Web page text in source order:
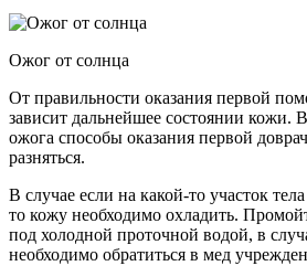
Ожог от солнца
От правильности оказания первой
зависит дальнейшее состоянии кожи.
ожога способы оказания первой
разняться.
В случае если на какой-то участок
то кожу необходимо охладить.
под холодной проточной водой, в
необходимо обратиться в мед